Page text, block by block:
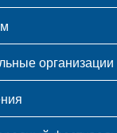
организации